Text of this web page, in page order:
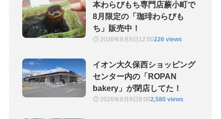
本わらびもち専門店蕨小町で
8月限定の「珈琲わらびも
ち」販売中！
2026年8月8日 12:00226 views
イオン大久保西ショッピング
センター内の「ROPAN
bakery」が閉店してた！
2026年8月8日9:002,580 views